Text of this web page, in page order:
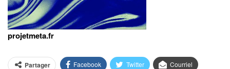
projetmeta.fr
Partager Facebook Twitter Courriel